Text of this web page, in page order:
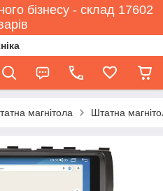
бізнесу - склад 17602
магнітола Штатна